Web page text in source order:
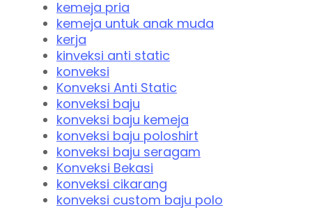
kemeja pria
kemeja untuk anak muda
kerja
kinveksi anti static
konveksi
Konveksi Anti Static
konveksi baju
konveksi baju kemeja
konveksi baju poloshirt
konveksi baju seragam
Konveksi Bekasi
konveksi cikarang
konveksi custom baju polo